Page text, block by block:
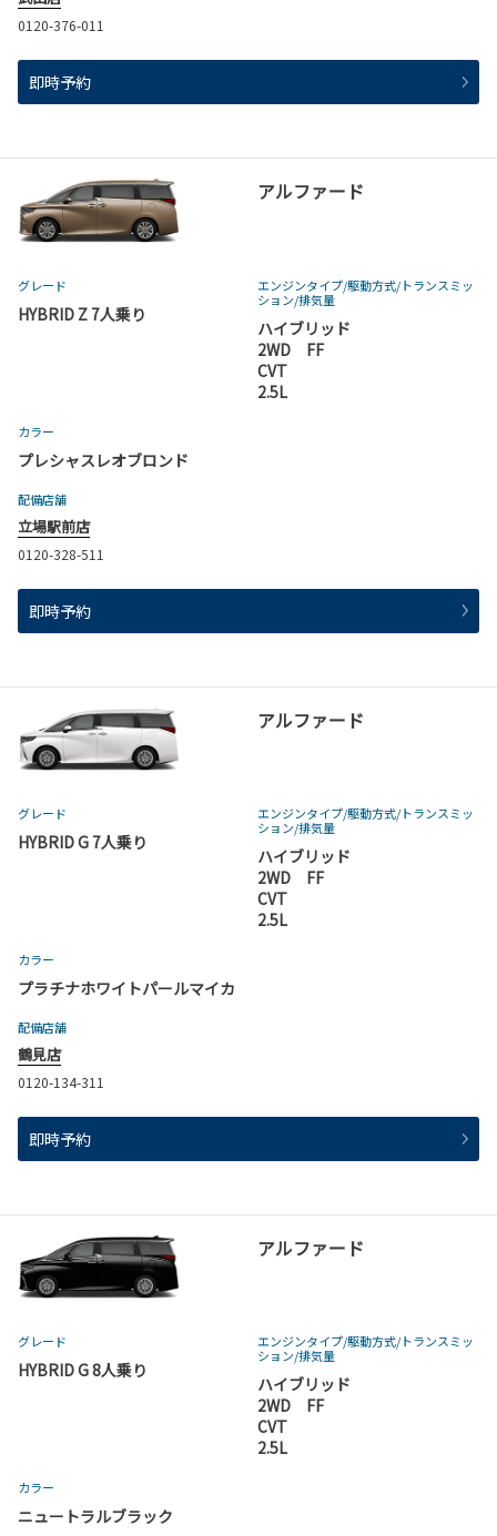
る
0120-376-011
即時予約
アルファード
グレード
HYBRID Z 7人乗り
エンジンタイプ/駆動方式/トランスミッ
ション/排気量
ハイブリッド
2WD FF
CVT
2.5L
カラー
プレシャスレオブロンド
配備店舗
立場駅前店
0120-328-511
即時予約
アルファード
グレード
HYBRID G 7人乗り
エンジンタイプ/駆動方式/トランスミッ
ション/排気量
ハイブリッド
2WD FF
CVT
2.5L
カラー
プラチナホワイトパールマイカ
配備店舗
鶴見店
0120-134-311
即時予約
アルファード
グレード
HYBRID G 8人乗り
エンジンタイプ/駆動方式/トランスミッ
ション/排気量
ハイブリッド
2WD FF
CVT
2.5L
カラー
ニュートラルブラック